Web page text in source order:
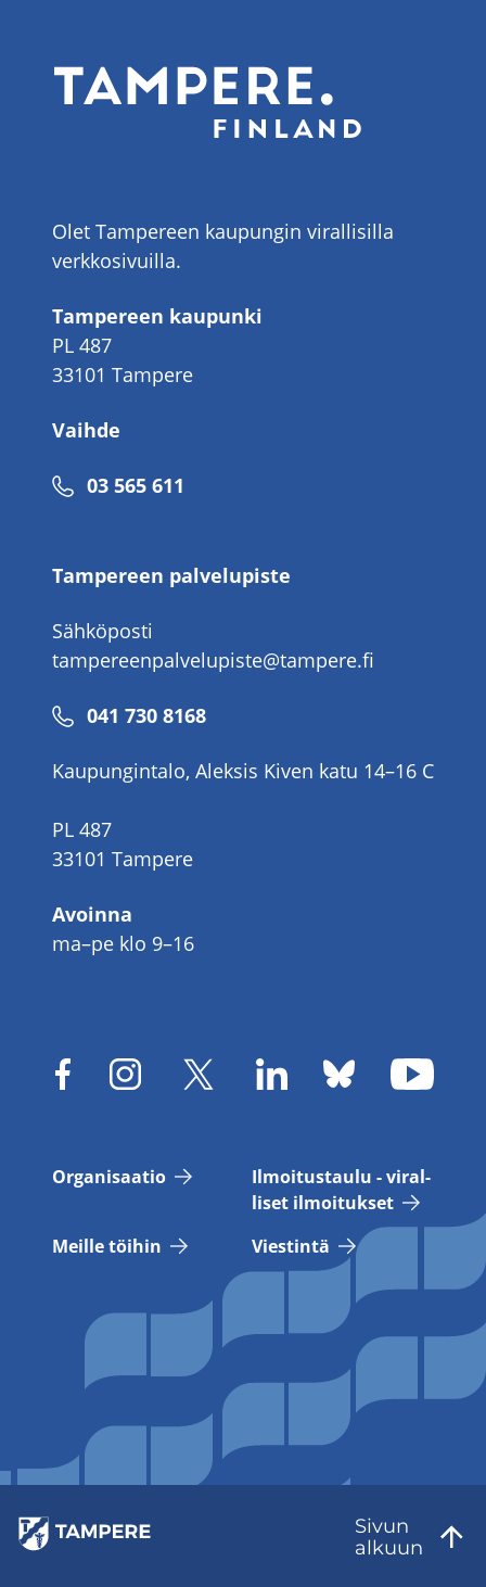
Olet Tampereen kaupungin virallisilla
verkkosivuilla.
Tampereen kaupunki
PL 487
33101 Tampere
Vaihde
Puhelinnumero
03 565 611
Tampereen palvelupiste
Sähköposti
tampereenpalvelupiste@tampere.fi
Puhelinnumero
041 730 8168
Kaupungintalo, Aleksis Kiven katu 14–16 C
PL 487
33101 Tampere
Avoinna
ma–pe klo 9–16
Or­ga­ni­saa­tio
Il­moi­tus­tau­lu - vi­ral­
li­set il­moi­tuk­set
Meil­le töi­hin
Vies­tin­tä
Sivun
al­kuun